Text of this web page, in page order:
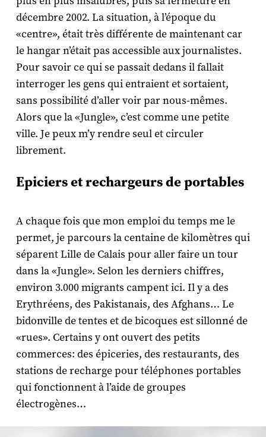
décembre 2002. La situation, à l’époque du
«centre», était très différente de maintenant car
le hangar n’était pas accessible aux journalistes.
Pour savoir ce qui se passait dedans il fallait
interroger les gens qui entraient et sortaient,
sans possibilité d’aller voir par nous-mêmes.
Alors que la «Jungle», c’est comme une petite
ville. Je peux m’y rendre seul et circuler
librement.
Epiciers et rechargeurs de portables
A chaque fois que mon emploi du temps me le
permet, je parcours la centaine de kilomètres qui
séparent Lille de Calais pour aller faire un tour
dans la «Jungle». Selon les derniers chiffres,
environ 3.000 migrants campent ici. Il y a des
Erythréens, des Pakistanais, des Afghans… Le
bidonville de tentes et de bicoques est sillonné de
«rues». Certains y ont ouvert des petits
commerces: des épiceries, des restaurants, des
stations de recharge pour téléphones portables
qui fonctionnent à l’aide de groupes
électrogènes…